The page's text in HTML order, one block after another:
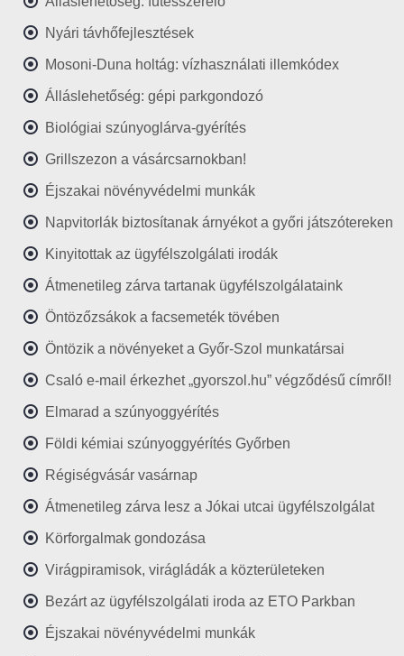
Nyári távhőfejlesztések
Mosoni-Duna holtág: vízhasználati illemkódex
Álláslehetőség: gépi parkgondozó
Biológiai szúnyoglárva-gyérítés
Grillszezon a vásárcsarnokban!
Éjszakai növényvédelmi munkák
Napvitorlák biztosítanak árnyékot a győri játszótereken
Kinyitottak az ügyfélszolgálati irodák
Átmenetileg zárva tartanak ügyfélszolgálataink
Öntözőzsákok a facsemeték tövében
Öntözik a növényeket a Győr-Szol munkatársai
Csaló e-mail érkezhet „gyorszol.hu” végződésű címről!
Elmarad a szúnyoggyérítés
Földi kémiai szúnyoggyérítés Győrben
Régiségvásár vasárnap
Átmenetileg zárva lesz a Jókai utcai ügyfélszolgálat
Körforgalmak gondozása
Virágpiramisok, virágládák a közterületeken
Bezárt az ügyfélszolgálati iroda az ETO Parkban
Éjszakai növényvédelmi munkák